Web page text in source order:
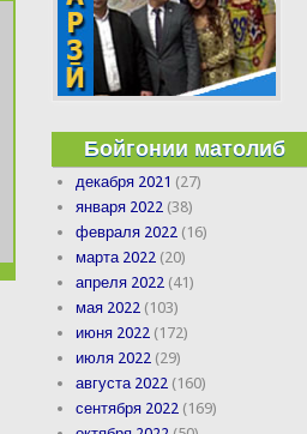
Бойгонии матолиб
декабря 2021 (27)
января 2022 (38)
февраля 2022 (16)
марта 2022 (20)
апреля 2022 (41)
мая 2022 (103)
июня 2022 (172)
июля 2022 (29)
августа 2022 (160)
сентября 2022 (169)